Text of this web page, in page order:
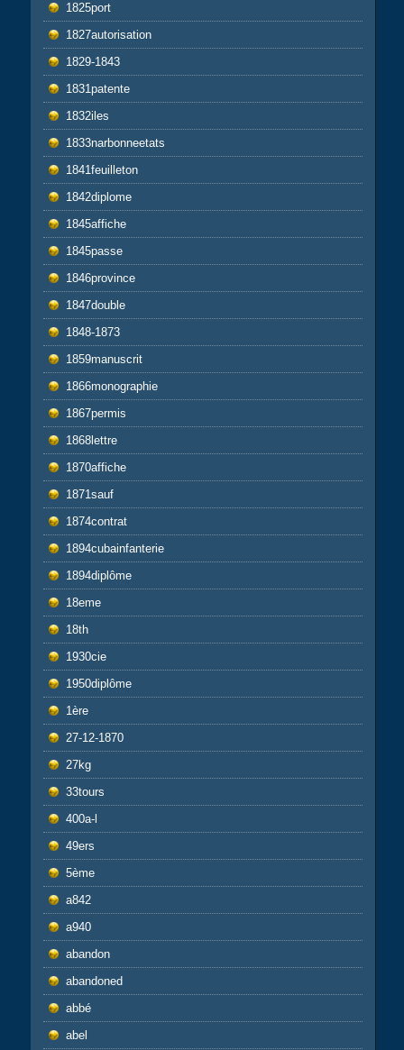
1825port
1827autorisation
1829-1843
1831patente
1832iles
1833narbonneetats
1841feuilleton
1842diplome
1845affiche
1845passe
1846province
1847double
1848-1873
1859manuscrit
1866monographie
1867permis
1868lettre
1870affiche
1871sauf
1874contrat
1894cubainfanterie
1894diplôme
18eme
18th
1930cie
1950diplôme
1ère
27-12-1870
27kg
33tours
400a-l
49ers
5ème
a842
a940
abandon
abandoned
abbé
abel